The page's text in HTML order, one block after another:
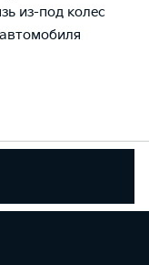
из-под колес